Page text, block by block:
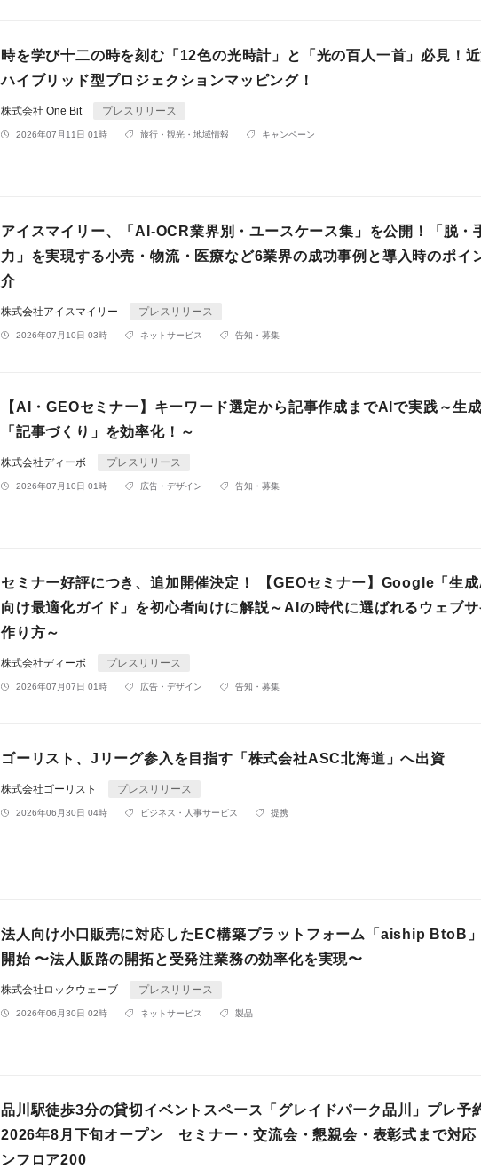
時を学び十二の時を刻む「12色の光時計」と「光の百人一首」必見！
ハイブリッド型プロジェクションマッピング！
株式会社 One Bit プレスリリース
2026年07月11日 01時 旅行・観光・地域情報 キャンペーン
アイスマイリー、「AI-OCR業界別・ユースケース集」を公開！「脱・
力」を実現する小売・物流・医療など6業界の成功事例と導入時のポイ
介
株式会社アイスマイリー プレスリリース
2026年07月10日 03時 ネットサービス 告知・募集
【AI・GEOセミナー】キーワード選定から記事作成までAIで実践～生
「記事づくり」を効率化！～
株式会社ディーボ プレスリリース
2026年07月10日 01時 広告・デザイン 告知・募集
セミナー好評につき、追加開催決定！ 【GEOセミナー】Google「生
向け最適化ガイド」を初心者向けに解説～AIの時代に選ばれるウェブ
作り方～
株式会社ディーボ プレスリリース
2026年07月07日 01時 広告・デザイン 告知・募集
ゴーリスト、Jリーグ参入を目指す「株式会社ASC北海道」へ出資
株式会社ゴーリスト プレスリリース
2026年06月30日 04時 ビジネス・人事サービス 提携
法人向け小口販売に対応したEC構築プラットフォーム「aiship BtoB
開始 〜法人販路の開拓と受発注業務の効率化を実現〜
株式会社ロックウェーブ プレスリリース
2026年06月30日 02時 ネットサービス 製品
品川駅徒歩3分の貸切イベントスペース「グレイドパーク品川」プレ
2026年8月下旬オープン セミナー・交流会・懇親会・表彰式まで対
ンフロア200